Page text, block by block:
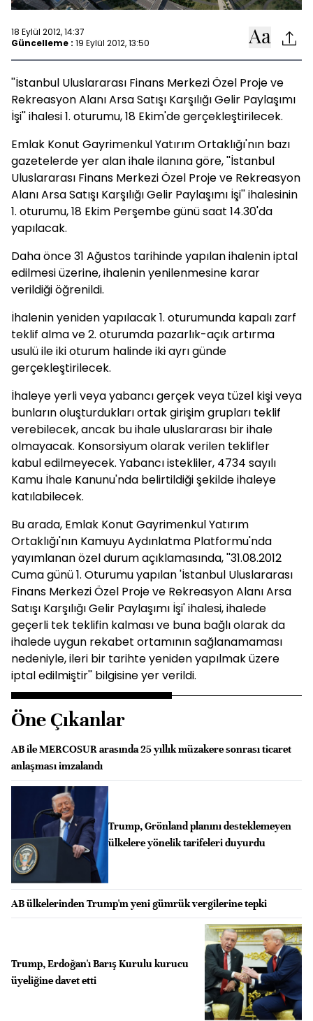
18 Eylül 2012, 14:37
Güncelleme : 19 Eylül 2012, 13:50
''İstanbul Uluslararası Finans Merkezi Özel Proje ve
Rekreasyon Alanı Arsa Satışı Karşılığı Gelir Paylaşımı
İşi'' ihalesi 1. oturumu, 18 Ekim'de gerçekleştirilecek.
Emlak Konut Gayrimenkul Yatırım Ortaklığı'nın bazı
gazetelerde yer alan ihale ilanına göre, ''İstanbul
Uluslararası Finans Merkezi Özel Proje ve Rekreasyon
Alanı Arsa Satışı Karşılığı Gelir Paylaşımı İşi'' ihalesinin
1. oturumu, 18 Ekim Perşembe günü saat 14.30'da
yapılacak.
Daha önce 31 Ağustos tarihinde yapılan ihalenin iptal
edilmesi üzerine, ihalenin yenilenmesine karar
verildiği öğrenildi.
İhalenin yeniden yapılacak 1. oturumunda kapalı zarf
teklif alma ve 2. oturumda pazarlık-açık artırma
usulü ile iki oturum halinde iki ayrı günde
gerçekleştirilecek.
İhaleye yerli veya yabancı gerçek veya tüzel kişi veya
bunların oluşturdukları ortak girişim grupları teklif
verebilecek, ancak bu ihale uluslararası bir ihale
olmayacak. Konsorsiyum olarak verilen teklifler
kabul edilmeyecek. Yabancı istekliler, 4734 sayılı
Kamu İhale Kanunu'nda belirtildiği şekilde ihaleye
katılabilecek.
Bu arada, Emlak Konut Gayrimenkul Yatırım
Ortaklığı'nın Kamuyu Aydınlatma Platformu'nda
yayımlanan özel durum açıklamasında, ''31.08.2012
Cuma günü 1. Oturumu yapılan 'İstanbul Uluslararası
Finans Merkezi Özel Proje ve Rekreasyon Alanı Arsa
Satışı Karşılığı Gelir Paylaşımı İşi' ihalesi, ihalede
geçerli tek teklifin kalması ve buna bağlı olarak da
ihalede uygun rekabet ortamının sağlanamaması
nedeniyle, ileri bir tarihte yeniden yapılmak üzere
iptal edilmiştir'' bilgisine yer verildi.
Öne Çıkanlar
AB ile MERCOSUR arasında 25 yıllık müzakere sonrası ticaret
anlaşması imzalandı
Trump, Grönland planını desteklemeyen
ülkelere yönelik tarifeleri duyurdu
AB ülkelerinden Trump'ın yeni gümrük vergilerine tepki
Trump, Erdoğan'ı Barış Kurulu kurucu
üyeliğine davet etti